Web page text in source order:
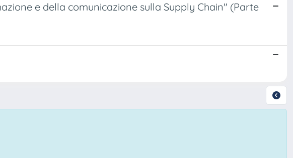
e della comunicazione sulla Supply Chain" (Parte